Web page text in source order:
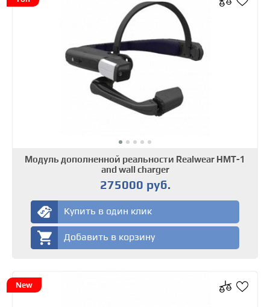
Модуль дополненной реальности Realwear HMT-1
and wall charger
275000 руб.
Купить в один клик
Добавить в корзину
New